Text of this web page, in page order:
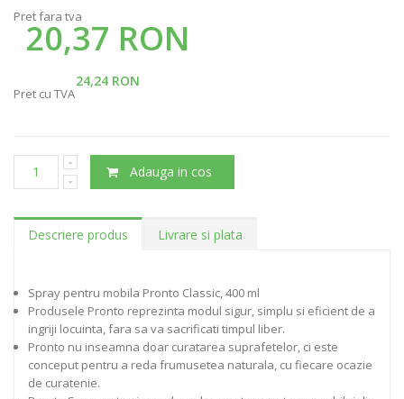
Pret fara tva
20,37 RON
24,24 RON
Pret cu TVA
Adauga in cos
Descriere produs Livrare si plata
Spray pentru mobila Pronto Classic, 400 ml
Produsele Pronto reprezinta modul sigur, simplu si eficient de a
ingriji locuinta, fara sa va sacrificati timpul liber.
Pronto nu inseamna doar curatarea suprafetelor, ci este
conceput pentru a reda frumusetea naturala, cu fiecare ocazie
de curatenie.